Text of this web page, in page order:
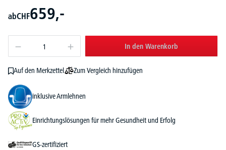
abCHF659,-
In den Warenkorb
Auf den Merkzettel Zum Vergleich hinzufügen
inklusive Armlehnen
Einrichtungslösungen für mehr Gesundheit und Erfolg
GS-zertifiziert